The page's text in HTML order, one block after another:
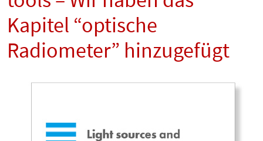
Kapitel “optische
Radiometer” hinzugefügt